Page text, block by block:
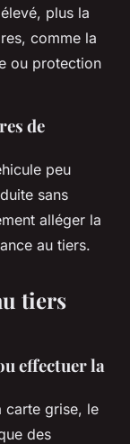
plus la
comme la
ou protection
de
peu
sans
alléger la
au tiers.
tiers
effectuer la
carte grise, le
des